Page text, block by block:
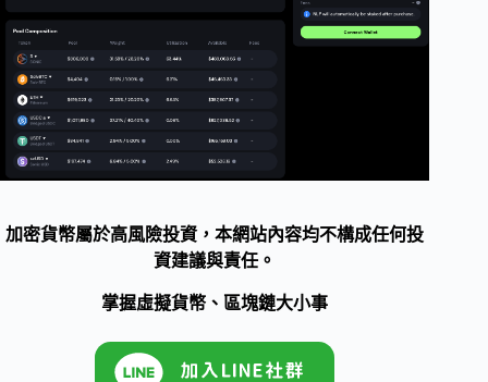
加密貨幣屬於高風險投資，本網站內容均不構成任何投
資建議與責任。
掌握虛擬貨幣、區塊鏈大小事